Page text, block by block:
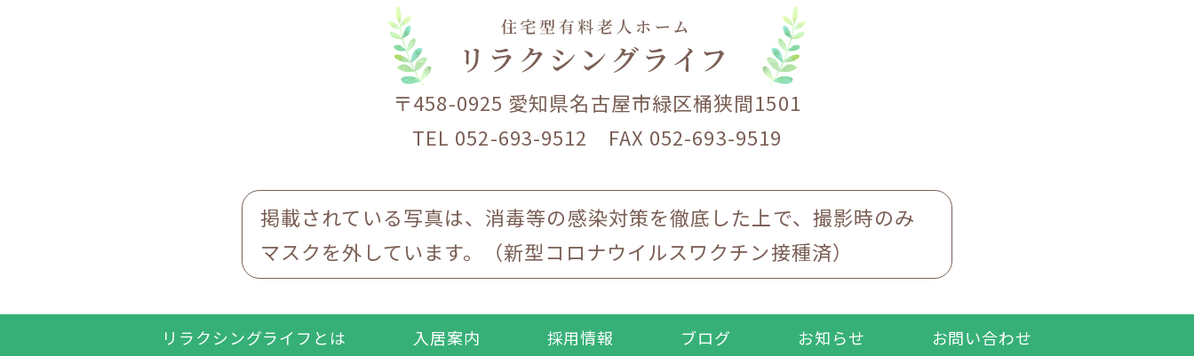
〒458-0925 愛知県名古屋市緑区桶狭間1501
TEL 052-693-9512 FAX 052-693-9519
掲載されている写真は、消毒等の感染対策を徹底した上で、撮影時のみ
マスクを外しています。（新型コロナウイルスワクチン接種済）
リラクシングライフとは 入居案内 採用情報 ブログ お知らせ お問い合わせ